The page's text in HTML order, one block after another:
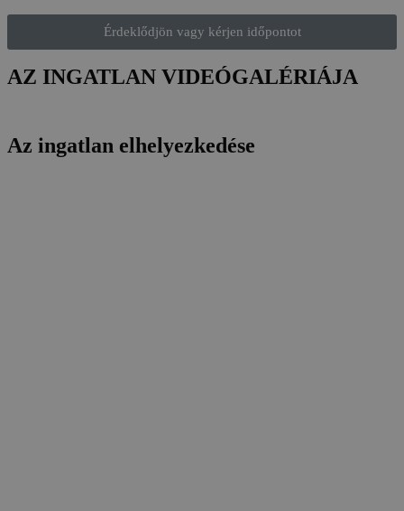
Érdeklődjön vagy kérjen időpontot
AZ INGATLAN VIDEÓGALÉRIÁJA
Az ingatlan elhelyezkedése